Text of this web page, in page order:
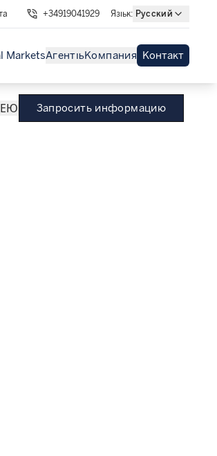
+34919041929 Язык: Русский
MarketsАгентыКомпания Контакт
Запросить информацию